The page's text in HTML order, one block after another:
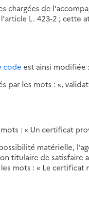
chargées de
L. 423-2 ; cette
code est ainsi modifiée :
par les mots : «,
: « Un certificat
matérielle,
titulaire de satisfaire
mots : « Le